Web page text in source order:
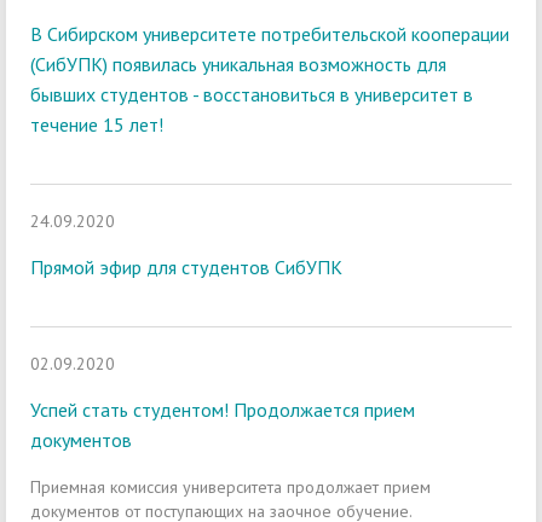
В Сибирском университете потребительской кооперации
(СибУПК) появилась уникальная возможность для
бывших студентов - восстановиться в университет в
течение 15 лет!
24.09.2020
Прямой эфир для студентов СибУПК
02.09.2020
Успей стать студентом! Продолжается прием
документов
Приемная комиссия университета продолжает прием
документов от поступающих на заочное обучение.